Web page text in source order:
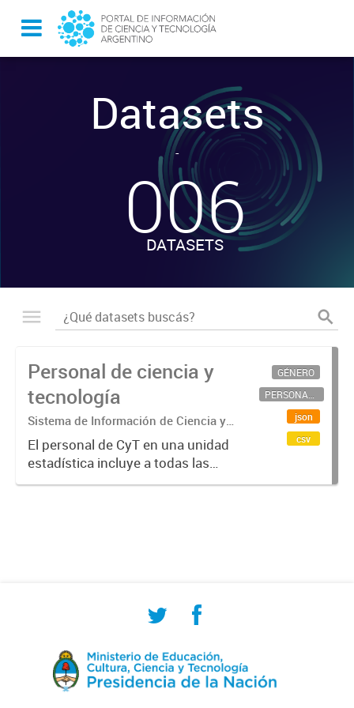
Datasets
-
006
DATASETS
Personal de ciencia y
tecnología
Sistema de Información de Ciencia y
Tecnología Argentino (SICYTAR)
El personal de CyT en una unidad
estadística incluye a todas las
personas involucradas
GÉNERO
PERSONAL CIENTÍFICO-TECNOLÓGICO
json
csv